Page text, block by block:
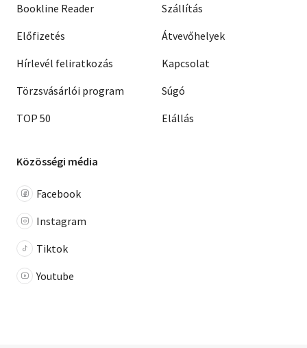
Bookline Reader
Előfizetés
Hírlevél feliratkozás
Törzsvásárlói program
TOP 50
Szállítás
Átvevőhelyek
Kapcsolat
Súgó
Elállás
Közösségi média
Facebook
Instagram
Tiktok
Youtube